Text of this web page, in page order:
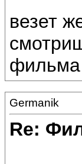
везет
фильма
Germanik
Re: